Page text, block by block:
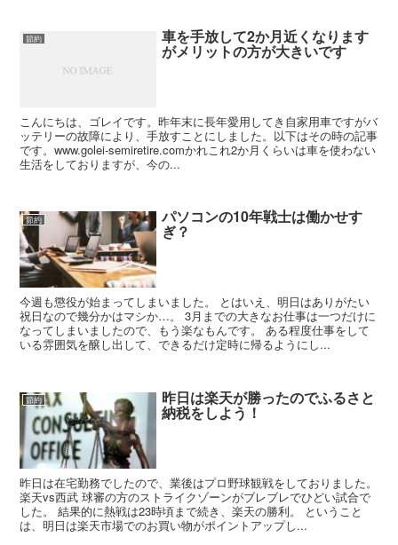
節約 車を手放して2か月近くなります
がメリットの方が大きいです
こんにちは、ゴレイです。昨年末に長年愛用してき自家用車ですがバ
ッテリーの故障により、手放すことにしました。以下はその時の記事
です。www.golei-semiretire.comかれこれ2か月くらいは車を使わない
生活をしておりますが、今の...
節約 パソコンの10年戦士は働かせす
ぎ？
今週も懲役が始まってしまいました。 とはいえ、明日はありがたい
祝日なので幾分かはマシか…。 3月までの大きなお仕事は一つだけに
なってしまいましたので、もう楽なもんです。 ある程度仕事をして
いる雰囲気を醸し出して、できるだけ定時に帰るようにし...
節約 昨日は楽天が勝ったのでふるさと
納税をしよう！
昨日は在宅勤務でしたので、業後はプロ野球観戦をしておりました。
楽天vs西武 球審の方のストライクゾーンがブレブレでひどい試合で
した。 結果的に熱戦は23時頃まで続き、楽天の勝利。 ということ
は、明日は楽天市場でのお買い物がポイントアップし...